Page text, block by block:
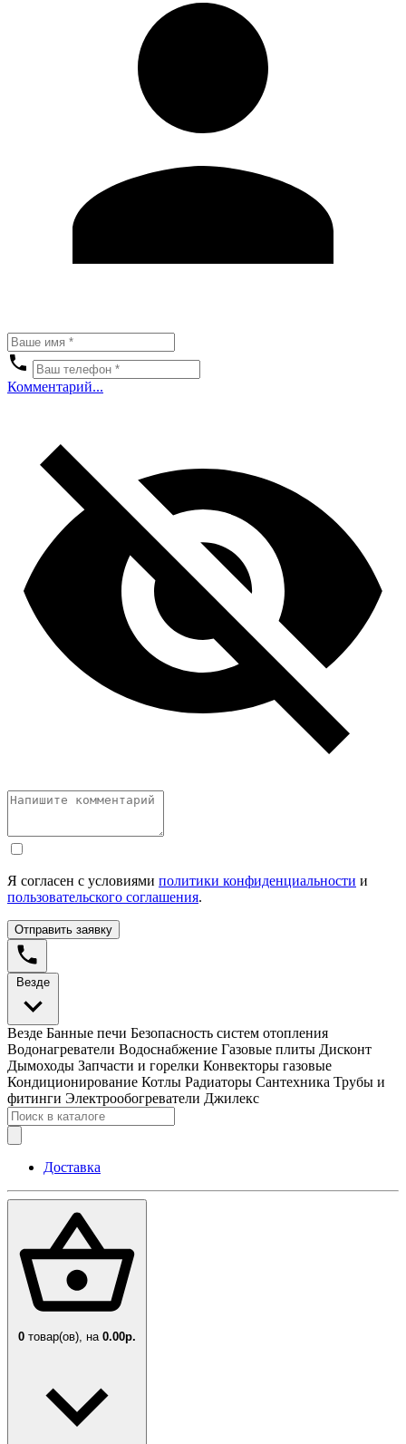
Комментарий...
Я согласен с условиями политики конфиденциальности и
пользовательского соглашения.
Отправить заявку
Везде
Везде Банные печи Безопасность систем отопления
Водонагреватели Водоснабжение Газовые плиты Дисконт
Дымоходы Запчасти и горелки Конвекторы газовые
Кондиционирование Котлы Радиаторы Сантехника Трубы и
фитинги Электрообогреватели Джилекс
Доставка
0 товар(ов), на 0.00р.